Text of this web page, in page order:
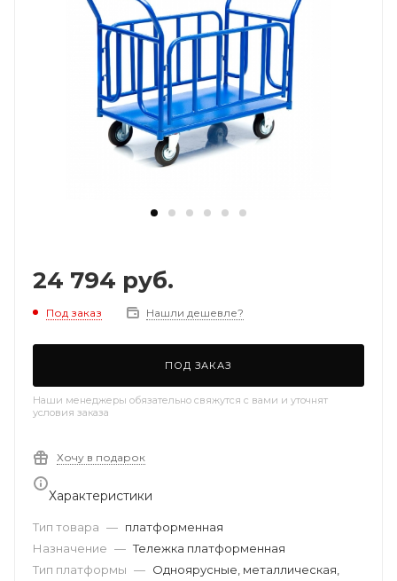
24 794 руб.
Под заказ Нашли дешевле?
ПОД ЗАКАЗ
Наши менеджеры обязательно свяжутся с вами и уточнят
условия заказа
Хочу в подарок
Характеристики
Тип товара — платформенная
Назначение — Тележка платформенная
Тип платформы — Одноярусные, металлическая,